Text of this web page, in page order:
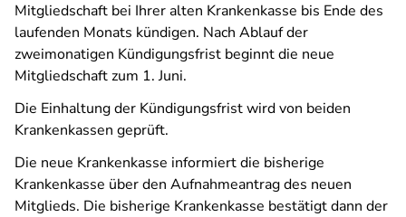
Mitgliedschaft bei Ihrer alten Krankenkasse bis Ende des
laufenden Monats kündigen. Nach Ablauf der
zweimonatigen Kündigungsfrist beginnt die neue
Mitgliedschaft zum 1. Juni.
Die Einhaltung der Kündigungsfrist wird von beiden
Krankenkassen geprüft.
Die neue Krankenkasse informiert die bisherige
Krankenkasse über den Aufnahmeantrag des neuen
Mitglieds. Die bisherige Krankenkasse bestätigt dann der